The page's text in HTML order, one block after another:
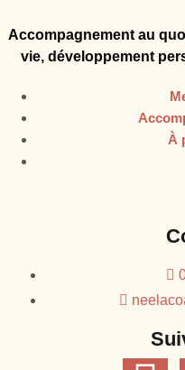
Accompagnement au
vie, développement
À